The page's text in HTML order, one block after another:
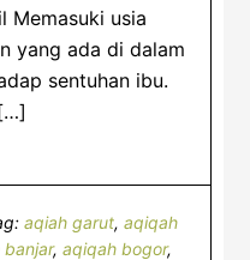
Memasuki usia
yang ada di dalam
sentuhan ibu.
aqiah garut,aqiqah
banjar,aqiqah bogor,